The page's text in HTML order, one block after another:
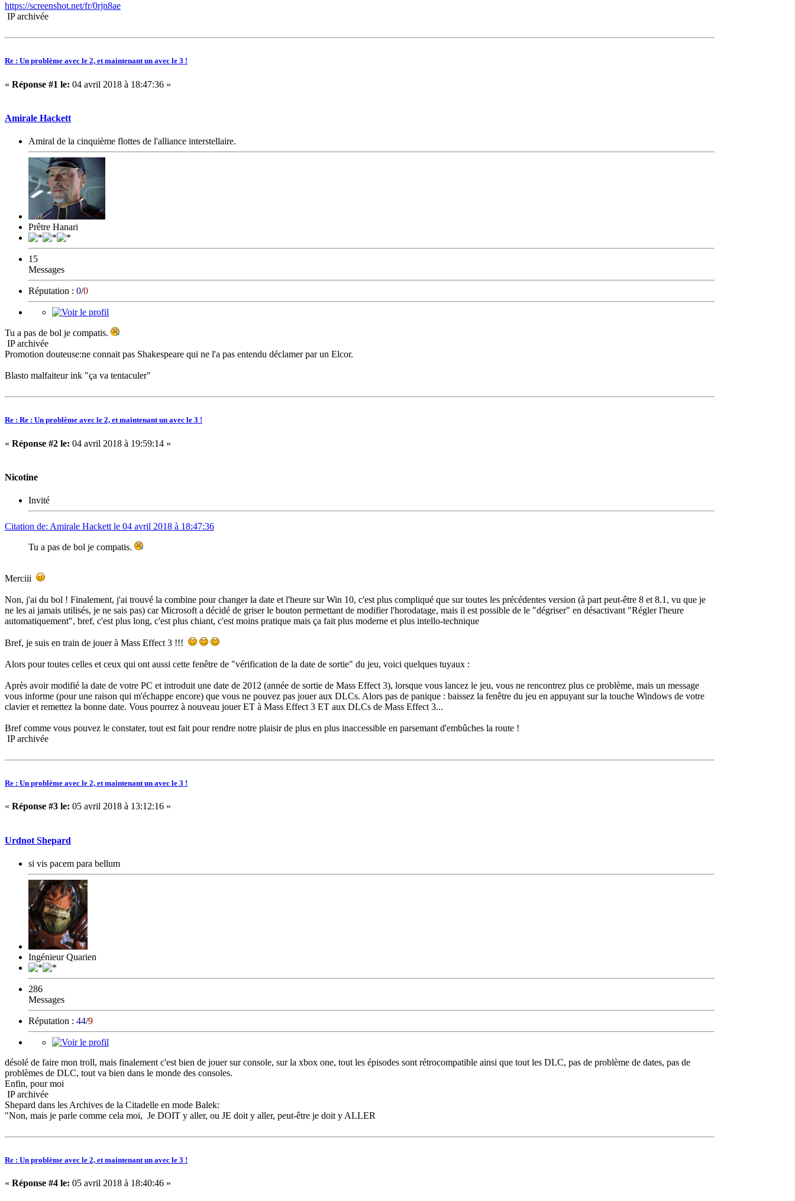
https://screenshot.net/fr/0rjn8ae
IP archivée
Re : Un problème avec le 2, et maintenant un avec le 3 !
« Réponse #1 le: 04 avril 2018 à 18:47:36 »
Amirale Hackett
Amiral de la cinquième flottes de l'alliance interstellaire.
Prêtre Hanari
15
Messages
Réputation : 0/0
Tu a pas de bol je compatis.
IP archivée
Promotion douteuse:ne connait pas Shakespeare qui ne l'a pas entendu déclamer par un Elcor.
Blasto malfaiteur ink "ça va tentaculer"
Re : Re : Un problème avec le 2, et maintenant un avec le 3 !
« Réponse #2 le: 04 avril 2018 à 19:59:14 »
Nicotine
Invité
Citation de: Amirale Hackett le 04 avril 2018 à 18:47:36
Tu a pas de bol je compatis.
Merciii
Non, j'ai du bol ! Finalement, j'ai trouvé la combine pour changer la date et l'heure sur Win 10, c'est plus compliqué que sur toutes les précédentes version (à part peut-être 8 et 8.1, vu que je
ne les ai jamais utilisés, je ne sais pas) car Microsoft a décidé de griser le bouton permettant de modifier l'horodatage, mais il est possible de le "dégriser" en désactivant "Régler l'heure
automatiquement", bref, c'est plus long, c'est plus chiant, c'est moins pratique mais ça fait plus moderne et plus intello-technique
Bref, je suis en train de jouer à Mass Effect 3 !!!
Alors pour toutes celles et ceux qui ont aussi cette fenêtre de "vérification de la date de sortie" du jeu, voici quelques tuyaux :
Après avoir modifié la date de votre PC et introduit une date de 2012 (année de sortie de Mass Effect 3), lorsque vous lancez le jeu, vous ne rencontrez plus ce problème, mais un message
vous informe (pour une raison qui m'échappe encore) que vous ne pouvez pas jouer aux DLCs. Alors pas de panique : baissez la fenêtre du jeu en appuyant sur la touche Windows de votre
clavier et remettez la bonne date. Vous pourrez à nouveau jouer ET à Mass Effect 3 ET aux DLCs de Mass Effect 3...
Bref comme vous pouvez le constater, tout est fait pour rendre notre plaisir de plus en plus inaccessible en parsemant d'embûches la route !
IP archivée
Re : Un problème avec le 2, et maintenant un avec le 3 !
« Réponse #3 le: 05 avril 2018 à 13:12:16 »
Urdnot Shepard
si vis pacem para bellum
Ingénieur Quarien
286
Messages
Réputation : 44/9
désolé de faire mon troll, mais finalement c'est bien de jouer sur console, sur la xbox one, tout les épisodes sont rétrocompatible ainsi que tout les DLC, pas de problème de dates, pas de
problèmes de DLC, tout va bien dans le monde des consoles.
Enfin, pour moi
IP archivée
Shepard dans les Archives de la Citadelle en mode Balek:
"Non, mais je parle comme cela moi, Je DOIT y aller, ou JE doit y aller, peut-être je doit y ALLER
Re : Un problème avec le 2, et maintenant un avec le 3 !
« Réponse #4 le: 05 avril 2018 à 18:40:46 »